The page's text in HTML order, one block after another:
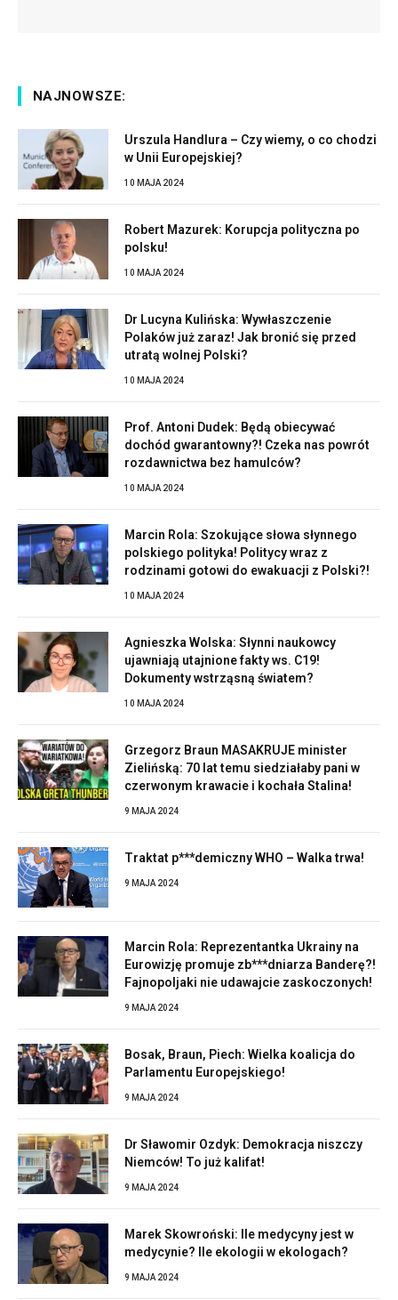
NAJNOWSZE:
Urszula Handlura – Czy wiemy, o co chodzi
w Unii Europejskiej?
10 MAJA 2024
Robert Mazurek: Korupcja polityczna po
polsku!
10 MAJA 2024
Dr Lucyna Kulińska: Wywłaszczenie
Polaków już zaraz! Jak bronić się przed
utratą wolnej Polski?
10 MAJA 2024
Prof. Antoni Dudek: Będą obiecywać
dochód gwarantowny?! Czeka nas powrót
rozdawnictwa bez hamulców?
10 MAJA 2024
Marcin Rola: Szokujące słowa słynnego
polskiego polityka! Politycy wraz z
rodzinami gotowi do ewakuacji z Polski?!
10 MAJA 2024
Agnieszka Wolska: Słynni naukowcy
ujawniają utajnione fakty ws. C19!
Dokumenty wstrząsną światem?
10 MAJA 2024
Grzegorz Braun MASAKRUJE minister
Zielińską: 70 lat temu siedziałaby pani w
czerwonym krawacie i kochała Stalina!
9 MAJA 2024
Traktat p***demiczny WHO – Walka trwa!
9 MAJA 2024
Marcin Rola: Reprezentantka Ukrainy na
Eurowizję promuje zb***dniarza Banderę?!
Fajnopoljaki nie udawajcie zaskoczonych!
9 MAJA 2024
Bosak, Braun, Piech: Wielka koalicja do
Parlamentu Europejskiego!
9 MAJA 2024
Dr Sławomir Ozdyk: Demokracja niszczy
Niemców! To już kalifat!
9 MAJA 2024
Marek Skowroński: Ile medycyny jest w
medycynie? Ile ekologii w ekologach?
9 MAJA 2024